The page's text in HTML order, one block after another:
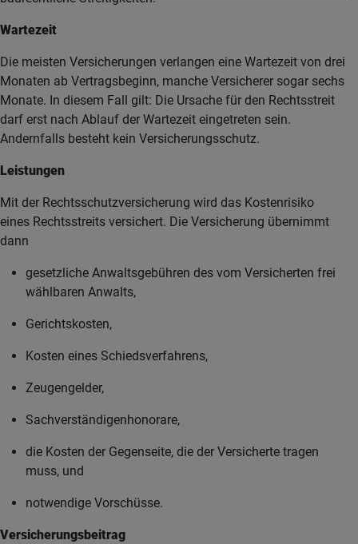
Wartezeit
Die meisten Versicherungen verlangen eine Wartezeit von drei
Monaten ab Vertragsbeginn, manche Versicherer sogar sechs
Monate. In diesem Fall gilt: Die Ursache für den Rechtsstreit
darf erst nach Ablauf der Wartezeit eingetreten sein.
Andernfalls besteht kein Versicherungsschutz.
Leistungen
Mit der Rechtsschutzversicherung wird das Kostenrisiko
eines Rechtsstreits versichert. Die Versicherung übernimmt
dann
gesetzliche Anwaltsgebühren des vom Versicherten frei
wählbaren Anwalts,
Gerichtskosten,
Kosten eines Schiedsverfahrens,
Zeugengelder,
Sachverständigenhonorare,
die Kosten der Gegenseite, die der Versicherte tragen
muss, und
notwendige Vorschüsse.
Versicherungsbeitrag